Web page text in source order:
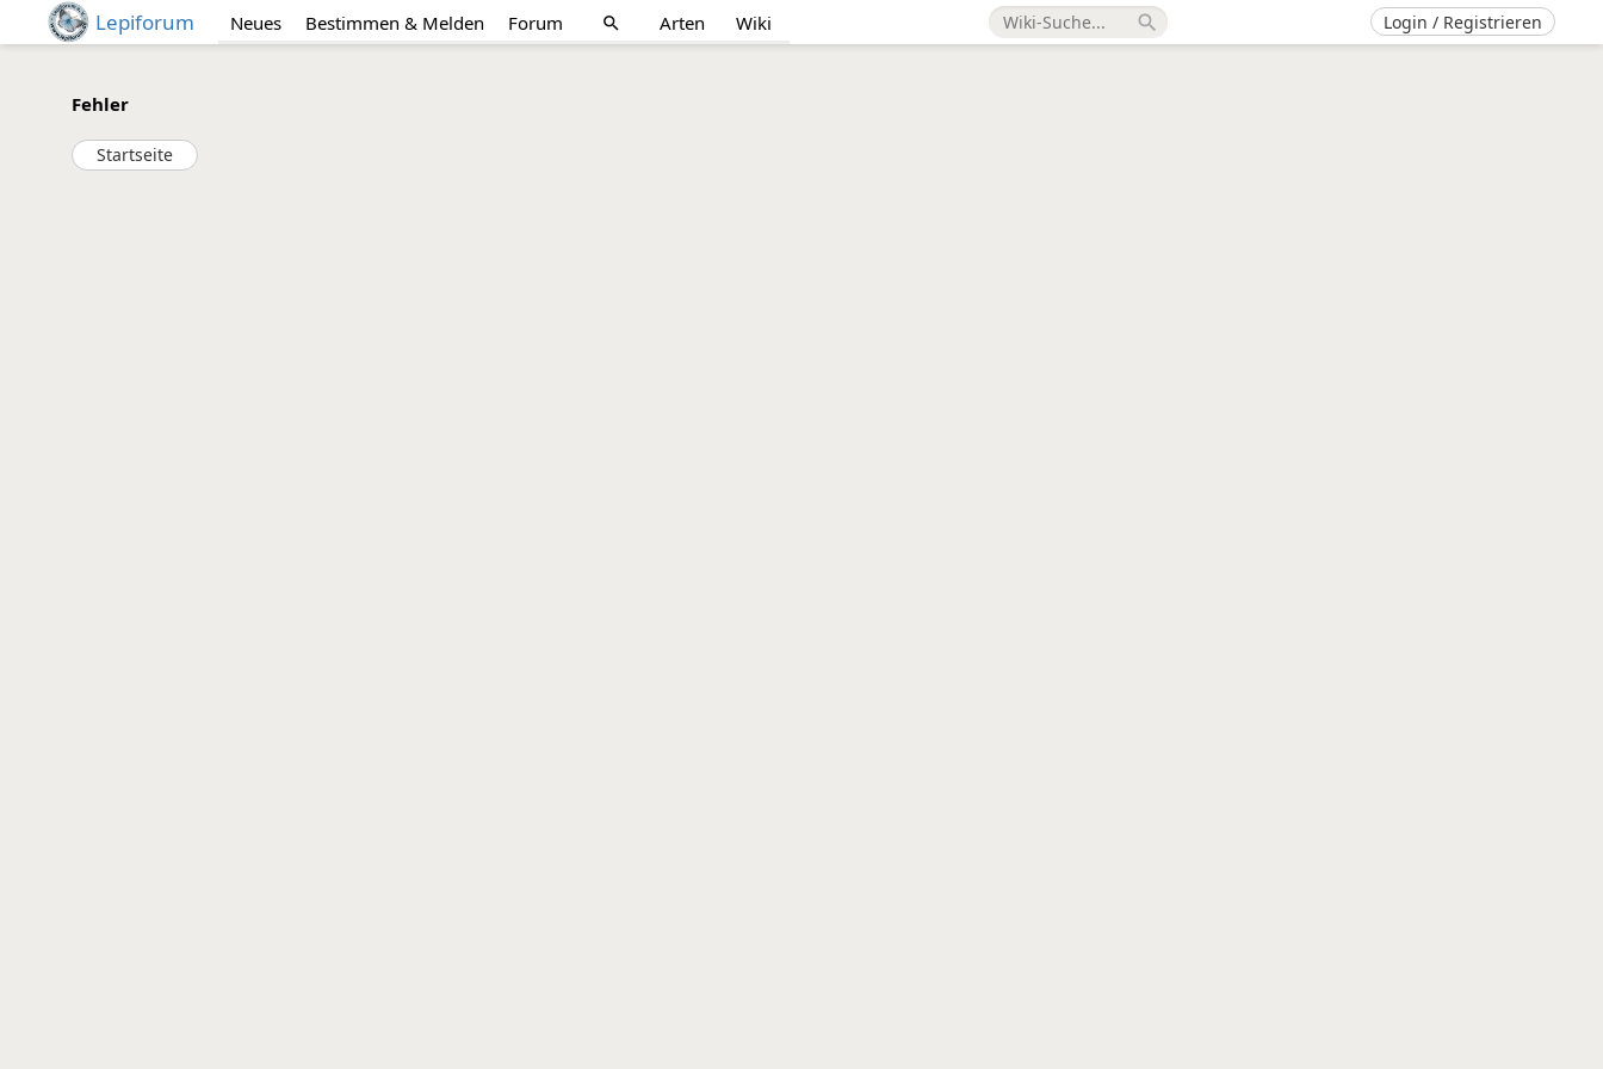
Lepiforum Neues Bestimmen & Melden Forum search Arten Wiki search Login / Registrieren
Fehler
Startseite